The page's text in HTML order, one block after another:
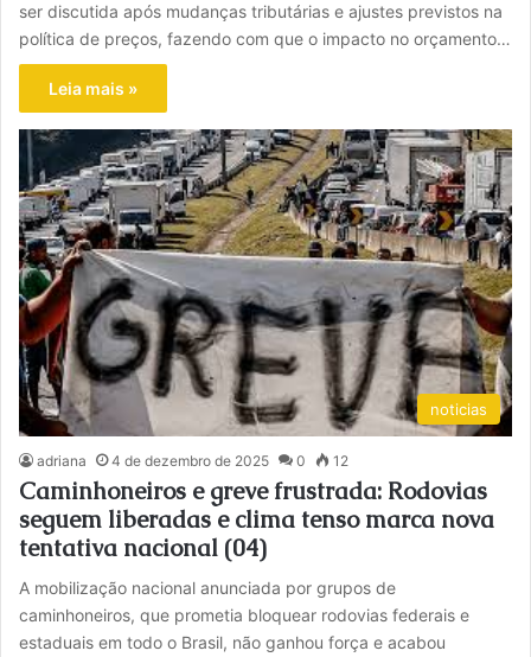
ser discutida após mudanças tributárias e ajustes previstos na
política de preços, fazendo com que o impacto no orçamento…
Leia mais »
noticias
adriana 4 de dezembro de 2025 0 12
Caminhoneiros e greve frustrada: Rodovias
seguem liberadas e clima tenso marca nova
tentativa nacional (04)
A mobilização nacional anunciada por grupos de
caminhoneiros, que prometia bloquear rodovias federais e
estaduais em todo o Brasil, não ganhou força e acabou